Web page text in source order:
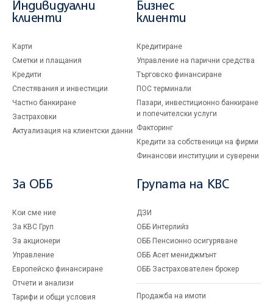
Индивидуални
клиенти
Карти
Сметки и плащания
Кредити
Спестявания и инвестиции
Частно банкиране
Застраховки
Актуализация на клиентски данни
Бизнес
клиенти
Кредитиране
Управление на парични средства
Търговско финансиране
ПОС терминали
Пазари, инвестиционно банкиране
и попечителски услуги
Факторинг
Кредити за собственици на фирми
Финансови институции и суверени
За ОББ
Кои сме ние
За KBC Груп
За акционери
Управление
Европейско финансиране
Отчети и анализи
Тарифи и общи условия
Групата на KBC
ДЗИ
ОББ Интерлийз
ОББ Пенсионно осигуряване
ОББ Асет мениджмънт
ОББ Застрахователен брокер
Продажба на имоти